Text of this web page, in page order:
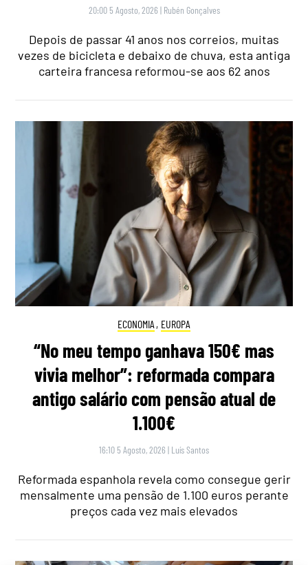
20:00 5 Agosto, 2026 | Rubén Gonçalves
Depois de passar 41 anos nos correios, muitas
vezes de bicicleta e debaixo de chuva, esta antiga
carteira francesa reformou-se aos 62 anos
ECONOMIA , EUROPA
“No meu tempo ganhava 150€ mas
vivia melhor”: reformada compara
antigo salário com pensão atual de
1.100€
16:10 5 Agosto, 2026 | Luís Santos
Reformada espanhola revela como consegue gerir
mensalmente uma pensão de 1.100 euros perante
preços cada vez mais elevados